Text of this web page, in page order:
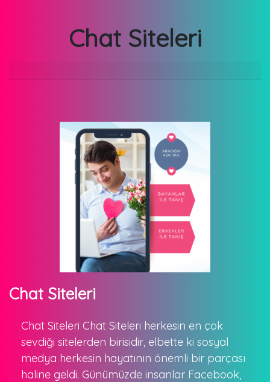
Chat Siteleri
Chat Siteleri
Chat Siteleri Chat Siteleri herkesin en çok
sevdiği sitelerden birisidir, elbette ki sosyal
medya herkesin hayatının önemli bir parçası
haline geldi. Günümüzde insanlar Facebook,